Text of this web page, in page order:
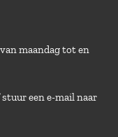
maandag tot en
stuur een e-mail naar